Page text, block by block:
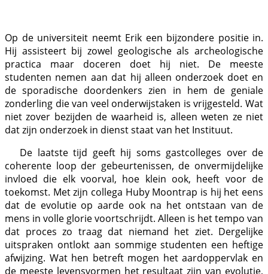
Op de universiteit neemt Erik een bijzondere positie in.
Hij assisteert bij zowel geologische als archeologische
practica maar doceren doet hij niet. De meeste
studenten nemen aan dat hij alleen onderzoek doet en
de sporadische doordenkers zien in hem de geniale
zonderling die van veel onderwijstaken is vrijgesteld. Wat
niet zover bezijden de waarheid is, alleen weten ze niet
dat zijn onderzoek in dienst staat van het Instituut.
De laatste tijd geeft hij soms gastcolleges over de
coherente loop der gebeurtenissen, de onvermijdelijke
invloed die elk voorval, hoe klein ook, heeft voor de
toekomst. Met zijn collega Huby Moontrap is hij het eens
dat de evolutie op aarde ook na het ontstaan van de
mens in volle glorie voortschrijdt. Alleen is het tempo van
dat proces zo traag dat niemand het ziet. Dergelijke
uitspraken ontlokt aan sommige studenten een heftige
afwijzing. Wat hen betreft mogen het aardoppervlak en
de meeste levensvormen het resultaat zijn van evolutie,